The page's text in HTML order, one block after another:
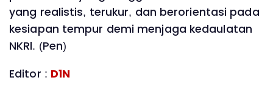
yang realistis, terukur, dan berorientasi pada
kesiapan tempur demi menjaga kedaulatan
NKRl. (Pen)
Editor : D1N